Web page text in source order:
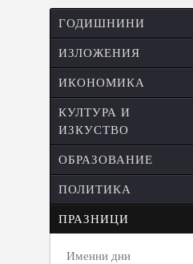
ГОДИШНИНИ
ИЗЛОЖЕНИЯ
ИКОНОМИКА
КУЛТУРА И
ИЗКУСТВО
ОБРАЗОВАНИЕ
ПОЛИТИКА
ПРАЗНИЦИ
Именни дни